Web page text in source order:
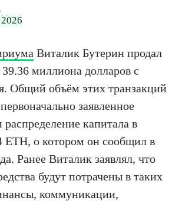
Виталик Бутерин продал
миллиона долларов с
Общий объём этих транзакций
заявленное
распределение капитала в
ETH, о котором он сообщил в
Ранее Виталик заявлял, что
будут потрачены в таких
коммуникации,